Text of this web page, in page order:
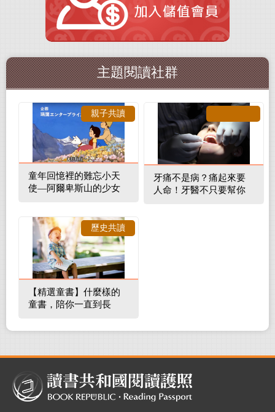
主題閱讀社群
童年回憶裡的難忘小天
使—阿爾卑斯山的少女
親子共讀
牙痛不是病？痛起來要
人命！牙醫不只要幫你
【精選童書】什麼樣的
童書，陪你一直到長
歷史共讀